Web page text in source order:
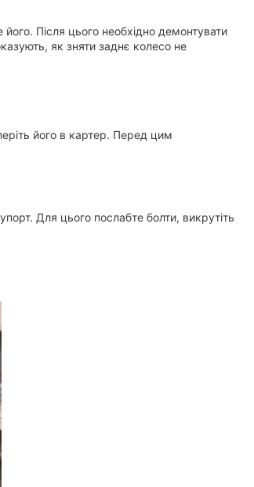
Після цього необхідно демонтувати
як зняти заднє колесо не
його в картер. Перед цим
Для цього послабте болти, викрутіть